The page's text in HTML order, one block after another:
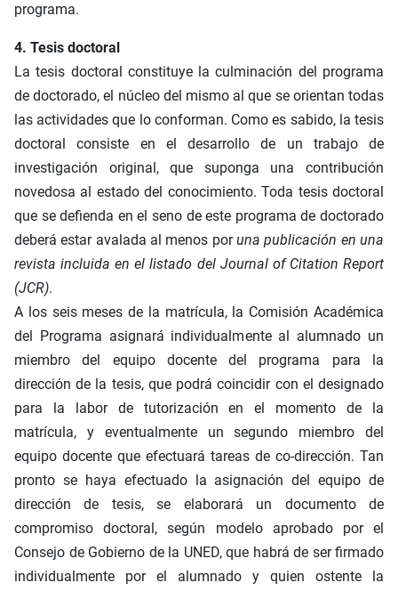
programa.
4. Tesis doctoral
La tesis doctoral constituye la culminación del programa
de doctorado, el núcleo del mismo al que se orientan todas
las actividades que lo conforman. Como es sabido, la tesis
doctoral consiste en el desarrollo de un trabajo de
investigación original, que suponga una contribución
novedosa al estado del conocimiento. Toda tesis doctoral
que se defienda en el seno de este programa de doctorado
deberá estar avalada al menos poruna publicación en una
revista incluida en el listado del Journal of Citation Report
(JCR).
A los seis meses de la matrícula, la Comisión Académica
del Programa asignará individualmente al alumnado un
miembro del equipo docente del programa para la
dirección de la tesis, que podrá coincidir con el designado
para la labor de tutorización en el momento de la
matrícula, y eventualmente un segundo miembro del
equipo docente que efectuará tareas de co-dirección. Tan
pronto se haya efectuado la asignación del equipo de
dirección de tesis, se elaborará un documento de
compromiso doctoral, según modelo aprobado por el
Consejo de Gobierno de la UNED, que habrá de ser firmado
individualmente por el alumnado y quien ostente la